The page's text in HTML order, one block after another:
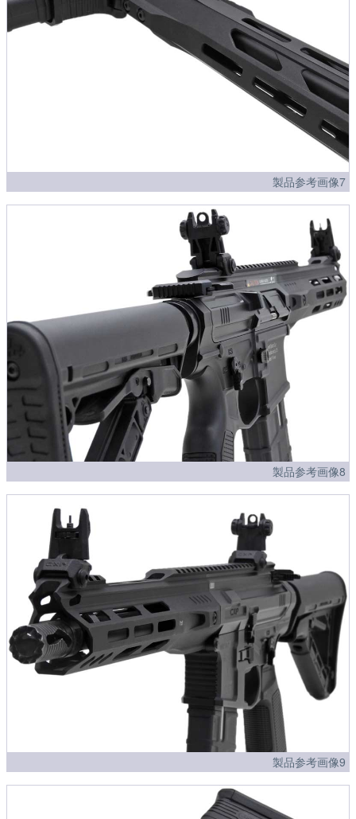
製品参考画像7
製品参考画像8
製品参考画像9